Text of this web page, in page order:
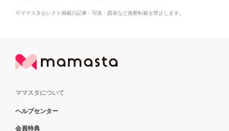
※ママスタセレクト掲載の記事・写真・図表など無断転載を禁止します。
ママスタについて
ヘルプセンター
会員特典